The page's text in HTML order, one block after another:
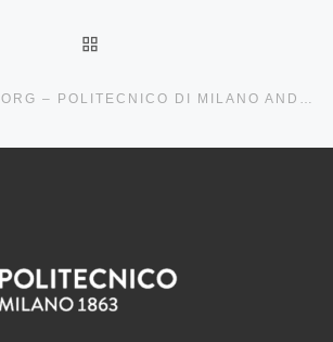
BIOENGINEER.ORG – POLITECNICO DI MILANO AND UNIVERSITÀ DI MILANO-BICOCCA AWARDED AN ERC SYNERGY GRANT ON NEXT-GENERATION NUMERICAL METHODS FOR SUSTAINABILITY CHALLENGES